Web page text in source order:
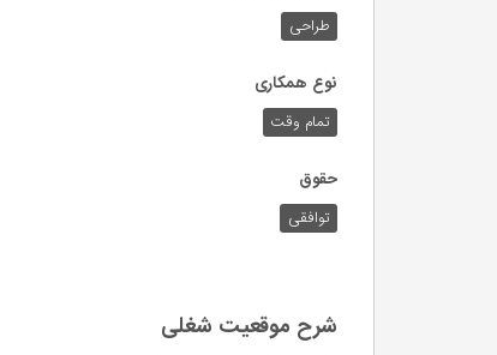
طراحی
نوع همکاری
تمام وقت
حقوق
توافقی
شرح موقعیت شغلی